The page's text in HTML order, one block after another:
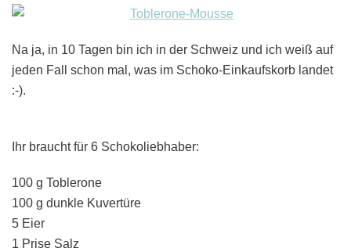
Na ja, in 10 Tagen bin ich in der Schweiz und ich weiß auf
jeden Fall schon mal, was im Schoko-Einkaufskorb landet
:-).
Ihr braucht für 6 Schokoliebhaber:
100 g Toblerone
100 g dunkle Kuvertüre
5 Eier
1 Prise Salz